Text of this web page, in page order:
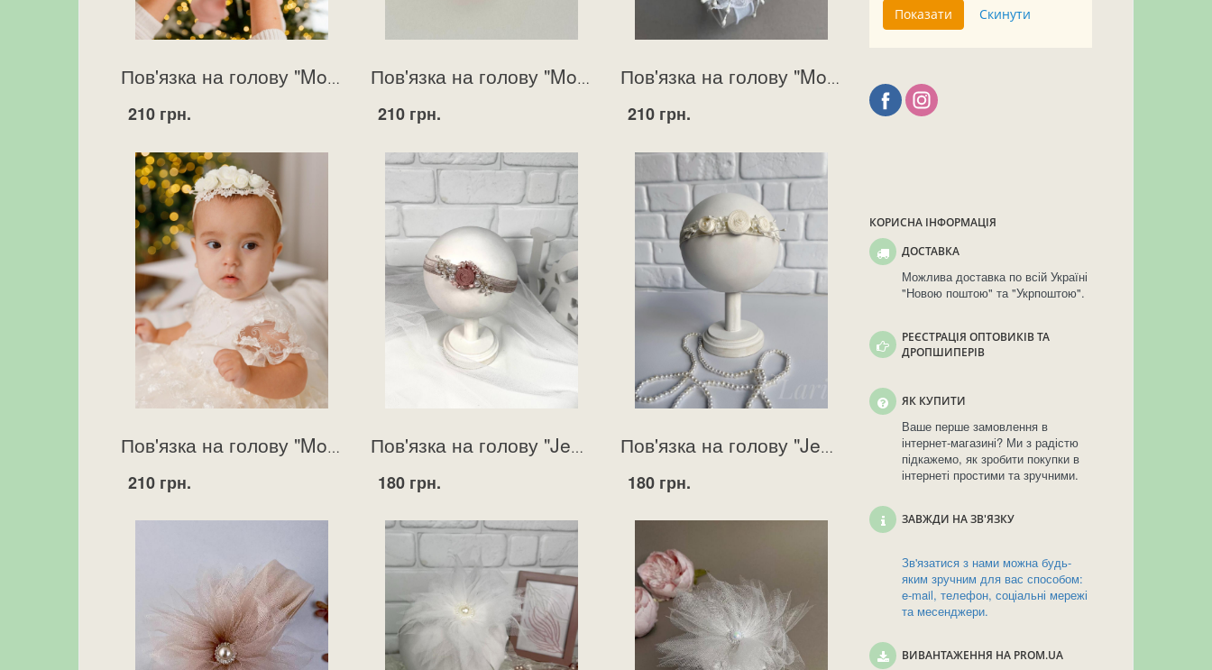
КОРИСНА ІНФОРМАЦІЯ
ДОСТАВКА
Можлива доставка по всій Україні
"Новою поштою" та "Укрпоштою".
РЕЄСТРАЦІЯ ОПТОВИКІВ ТА
ДРОПШИПЕРІВ
ЯК КУПИТИ
Ваше перше замовлення в
інтернет-магазині? Ми з радістю
підкажемо, як зробити покупки в
інтернеті простими та зручними.
ЗАВЖДИ НА ЗВ'ЯЗКУ
Зв'язатися з нами можна будь-
яким зручним для вас способом:
e-mail, телефон, соціальні мережі
та месенджери.
ВИВАНТАЖЕННЯ НА PROM.UA
Пов'язка на голову "Monik" рожева
210 грн.
Пов'язка на голову "Monik" капучіно
210 грн.
Пов'язка на голову "Monik" біла
210 грн.
Пов'язка на голову "Monik" кремова
210 грн.
Пов'язка на голову "Jenny" пудрова
180 грн.
Пов'язка на голову "Jenny" кремова
180 грн.